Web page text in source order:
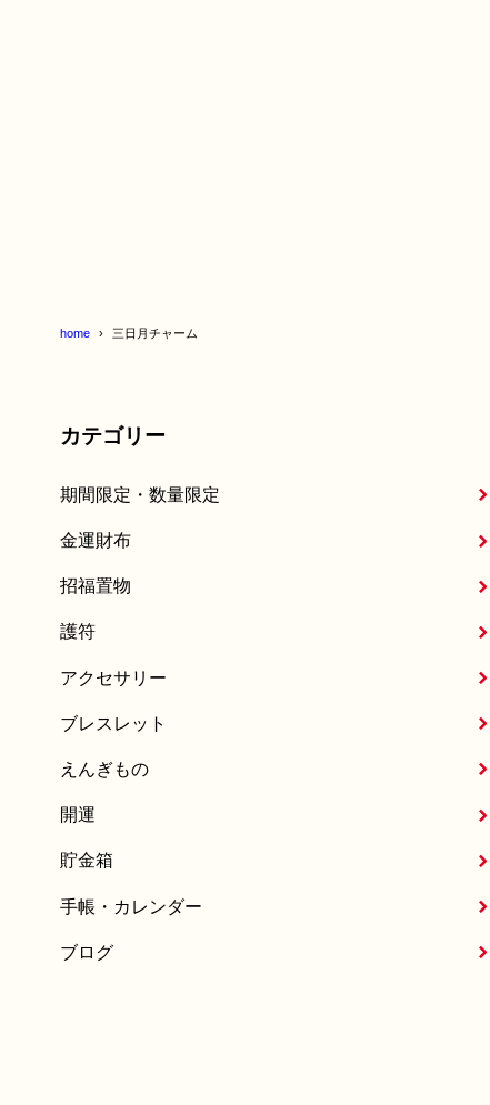
home 三日月チャーム
カテゴリー
期間限定・数量限定
金運財布
招福置物
護符
アクセサリー
ブレスレット
えんぎもの
開運
貯金箱
手帳・カレンダー
ブログ